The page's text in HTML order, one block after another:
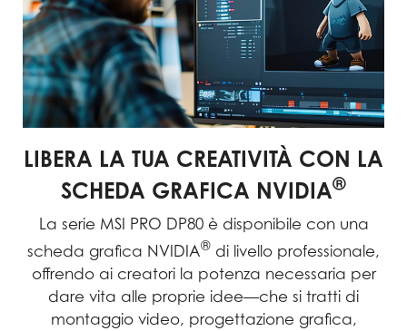
LIBERA LA TUA CREATIVITÀ CON LA
SCHEDA GRAFICA NVIDIA®
La serie MSI PRO DP80 è disponibile con una
scheda grafica NVIDIA® di livello professionale,
offrendo ai creatori la potenza necessaria per
dare vita alle proprie idee—che si tratti di
montaggio video, progettazione grafica,